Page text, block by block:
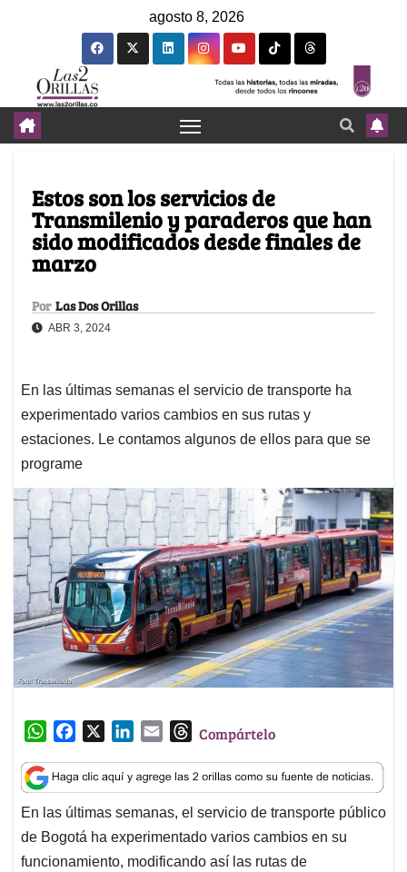
agosto 8, 2026
Estos son los servicios de
Transmilenio y paraderos que han
sido modificados desde finales de
marzo
Por Las Dos Orillas
ABR 3, 2024
En las últimas semanas el servicio de transporte ha
experimentado varios cambios en sus rutas y
estaciones. Le contamos algunos de ellos para que se
programe
W
a
t
s
A
p
c
e
b
o
o
n
k
e
d
I
a
i
l
T
r
e
a
d
s
Compártelo
En las últimas semanas, el servicio de transporte público
de Bogotá ha experimentado varios cambios en su
funcionamiento, modificando así las rutas de